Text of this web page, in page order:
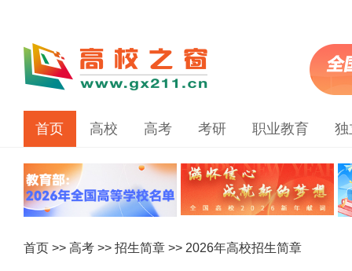
首页 高校 高考 考研 职业教育 独
首页>> 高考>> 招生简章>> 2026年高校招生简章